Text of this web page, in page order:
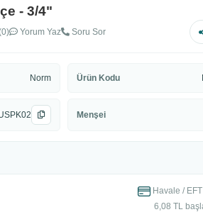
- 3/4"
Yorum Yaz Soru Sor
Norm Ürün Kodu
Menşei
Havale /
6,08 TL